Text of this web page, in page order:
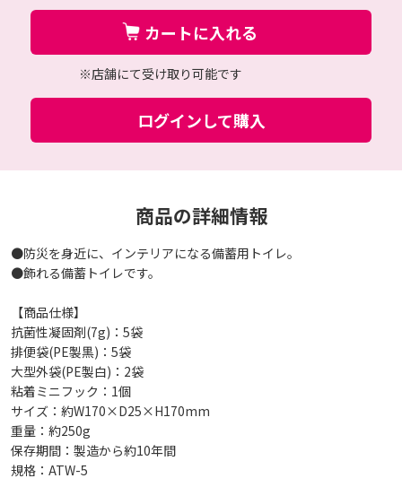
カートに入れる
※店舗にて受け取り可能です
ログインして購入
商品の詳細情報
●防災を身近に、インテリアになる備蓄用トイレ。
●飾れる備蓄トイレです。
【商品仕様】
抗菌性凝固剤(7g)：5袋
排便袋(PE製黒)：5袋
大型外袋(PE製白)：2袋
粘着ミニフック：1個
サイズ：約W170×D25×H170mm
重量：約250g
保存期間：製造から約10年間
規格：ATW-5